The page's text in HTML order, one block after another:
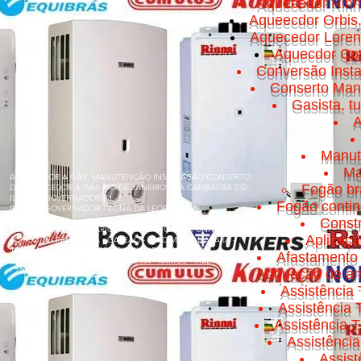
AQUECEDOR A GÁS, MANUTENÇÃO INSTALAÇÃO CONSERTO
DE AQUECEDOR A GÁS RIO DE JANEIRO RUA CAMBAUBA 232
ILHA DO GOVERNADOR RJ
ILHA DO GOVERNADOR - ZONA DA LEOPOLDINA
BONSUCESSO - BANCÁRIOS - CACUIA - CICADE UNIVERSITÁRIA
- COCOTÁ - FREGUESIA - GALEÃO - JARDIM GUANABARA -
JARDIM CARIOCA - MARÉ - OLARIA - PITANGUEIRAS -
PORTUGUESA - PRAIA DA BANDEIRA - RAMOS - RIBEIRA - TÁUA
- ZUMBI
Aquecedor
Aqueecdor Orbis,
Aquecedor
Aquecdor
Conversão
Conserto
Gasista,
Fogão
Fogão
Adquação de
Assistência
Assistência
Assistência